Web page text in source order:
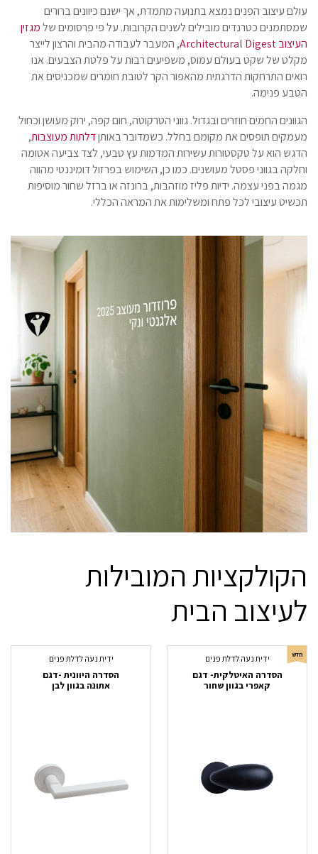
עולם עיצוב הפנים נמצא בתנועה מתמדת, אך ישנם כיוונים ברורים
שמסתמנים כטרנדים מובילים לשנים הקרובות. על פי פרסומים שלמגזין
העיצוב Architectural Digest
, המעבר לעבודה מהבית והרצון לייצר
מקלט של שקט בעולם עמוס, משפיעים רבות על פלטת הצבעים. אנו
רואים התרחקות הדרגתית מהאפור הקר לטובת חומרים שמכניסים את
הטבע פנימה.
הגוונים החמים חוזרים ובגדול. גווני הטרקוטה, חום קפה, ירוק מעושן וכחול
מעמקים תופסים את מקומם בחלל. כשמדובר באותןדלתות מעוצבות,
הדגש הוא על טקסטורות עשירות המדמות עץ טבעי, לצד צביעה אטומה
וחלקה בגווני פסטל מעושנים. כמו כן, השימוש בפרזול דומיננטי מהווה
מגמה בפני עצמה. ידיות פליז מוזהבות, ברונזה או ברזל שחור מוסיפות
תכשיט עיצובי לכל פתח ומשלימות את המראה הכללי.
הקולקציות המובילות
לעיצוב הבית
חדש ידית נעה לדלת פנים
הסדרה האיטלקית- דגם
קאפרי בגוון שחור
ידית נעה לדלת פנים
הסדרה היוונית -דגם
אתונה בגוון לבן